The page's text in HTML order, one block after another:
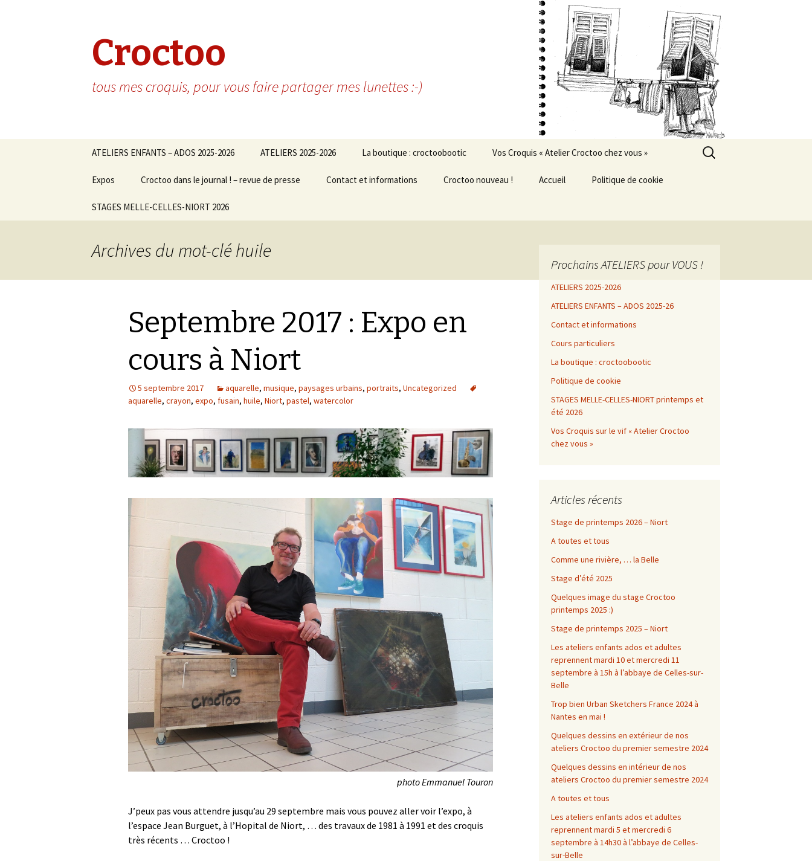
Croctoo
tous mes croquis, pour vous faire partager mes lunettes :-)
Aller au contenu principal
ATELIERS ENFANTS – ADOS 2025-2026 ATELIERS 2025-2026 La boutique : croctoobootic Vos Croquis « Atelier Croctoo chez vous »
Expos Croctoo dans le journal ! – revue de presse Contact et informations Croctoo nouveau ! Accueil Politique de cookie
STAGES MELLE-CELLES-NIORT 2026
Rechercher :
Archives du mot-clé huile
Septembre 2017 : Expo en
cours à Niort
5 septembre 2017 aquarelle, musique, paysages urbains, portraits, Uncategorized
aquarelle, crayon, expo, fusain, huile, Niort, pastel, watercolor
photo Emmanuel Touron
J’peux pas vous attendre jusqu’au 29 septembre mais vous pouvez aller voir l’expo, à
l’espace Jean Burguet, à l’Hopital de Niort, … des travaux de 1981 à 1991 et des croquis
très récents … Croctoo !
Prochains ATELIERS pour VOUS !
ATELIERS 2025-2026
ATELIERS ENFANTS – ADOS 2025-26
Contact et informations
Cours particuliers
La boutique : croctoobootic
Politique de cookie
STAGES MELLE-CELLES-NIORT printemps et
été 2026
Vos Croquis sur le vif « Atelier Croctoo
chez vous »
Articles récents
Stage de printemps 2026 – Niort
A toutes et tous
Comme une rivière, … la Belle
Stage d’été 2025
Quelques image du stage Croctoo
printemps 2025 :)
Stage de printemps 2025 – Niort
Les ateliers enfants ados et adultes
reprennent mardi 10 et mercredi 11
septembre à 15h à l’abbaye de Celles-sur-
Belle
Trop bien Urban Sketchers France 2024 à
Nantes en mai !
Quelques dessins en extérieur de nos
ateliers Croctoo du premier semestre 2024
Quelques dessins en intérieur de nos
ateliers Croctoo du premier semestre 2024
A toutes et tous
Les ateliers enfants ados et adultes
reprennent mardi 5 et mercredi 6
septembre à 14h30 à l’abbaye de Celles-
sur-Belle